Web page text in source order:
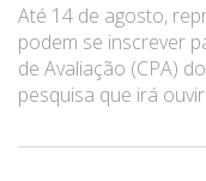
Até 14 de agosto,
podem se inscrever
de Avaliação (CPA)
pesquisa que irá ouvir